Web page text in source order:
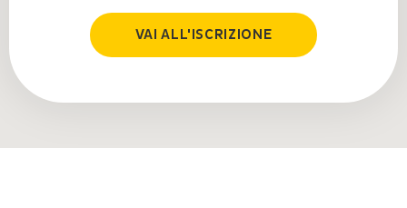
VAI ALL'ISCRIZIONE